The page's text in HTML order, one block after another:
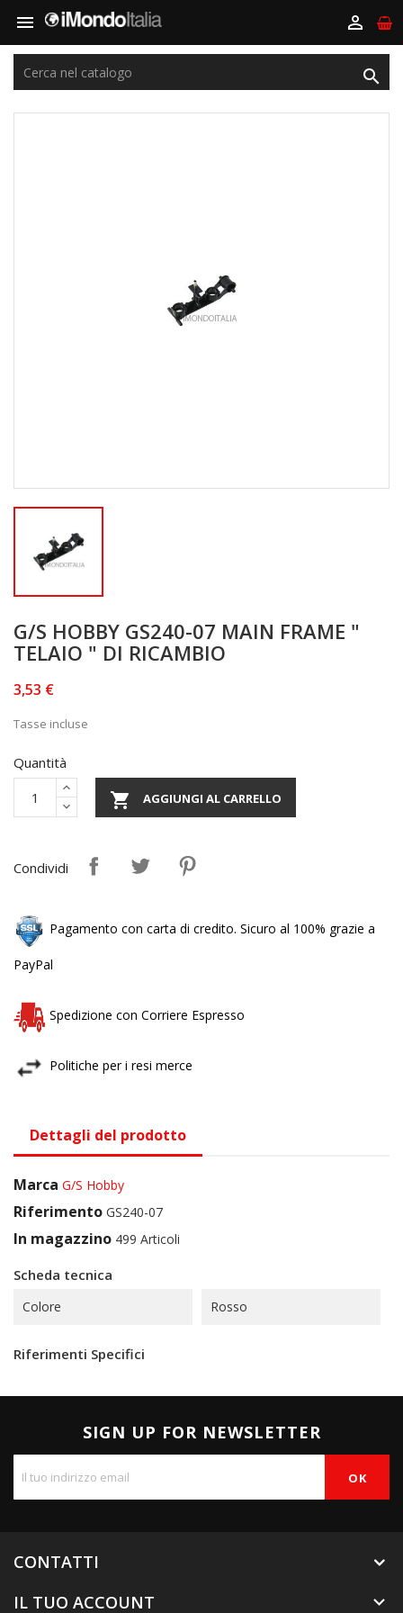
 

G/S HOBBY GS240-07 MAIN FRAME "
TELAIO " DI RICAMBIO
3,53 €
Tasse incluse
Quantità
 AGGIUNGI AL CARRELLO
Condividi
Pagamento con carta di credito. Sicuro al 100% grazie a
PayPal
Spedizione con Corriere Espresso
Politiche per i resi merce
Dettagli del prodotto
Marca G/S Hobby
Riferimento GS240-07
In magazzino 499 Articoli
Scheda tecnica
Colore Rosso
Riferimenti Specifici
SIGN UP FOR NEWSLETTER
CONTATTI
IL TUO ACCOUNT
